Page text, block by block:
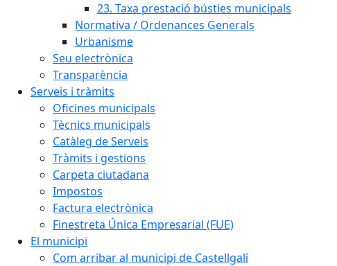
23. Taxa prestació bústies municipals
Normativa / Ordenances Generals
Urbanisme
Seu electrònica
Transparència
Serveis i tràmits
Oficines municipals
Tècnics municipals
Catàleg de Serveis
Tràmits i gestions
Carpeta ciutadana
Impostos
Factura electrònica
Finestreta Única Empresarial (FUE)
El municipi
Com arribar al municipi de Castellgalí